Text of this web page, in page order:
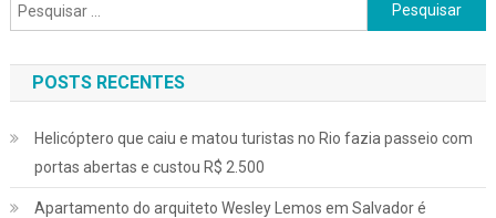
por:
POSTS RECENTES
Helicóptero que caiu e matou turistas no Rio fazia passeio com
portas abertas e custou R$ 2.500
Apartamento do arquiteto Wesley Lemos em Salvador é